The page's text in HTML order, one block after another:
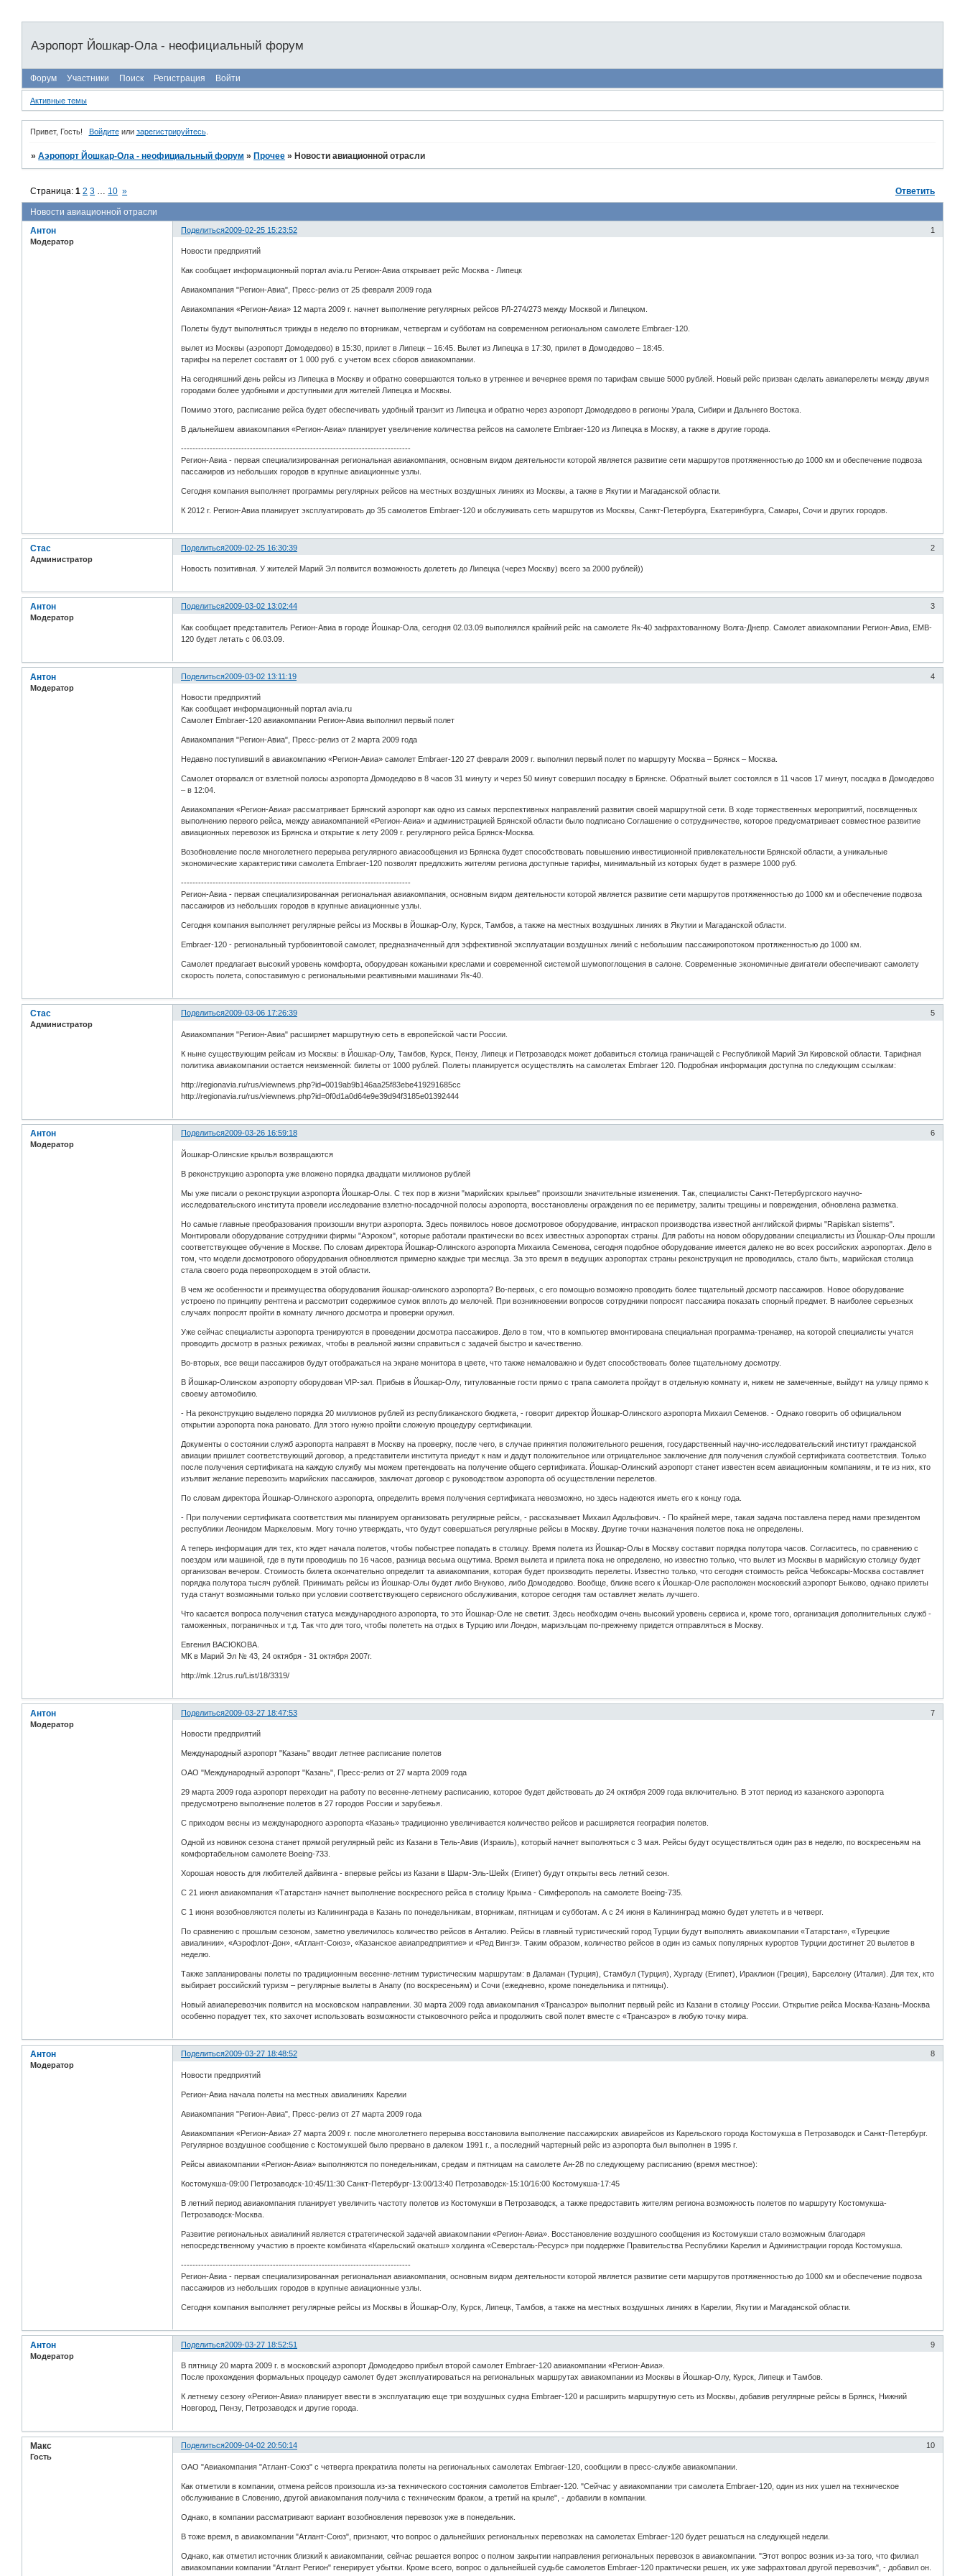
Аэропорт Йошкар-Ола - неофициальный форум
Форум Участники Поиск Регистрация Войти
Активные темы
Привет, Гость! Войдитеили зарегистрируйтесь.
»Аэропорт Йошкар-Ола - неофициальный форум » Прочее » Новости авиационной отрасли
Новости авиационной отрасли
Страница:1 2 3 10 » Ответить
Поделиться 1
2009-02-25 15:23:52
Антон
Модератор
Новости предприятий
Как сообщает информационный портал avia.ru Регион-Авиа открывает рейс Москва - Липецк
Авиакомпания "Регион-Авиа", Пресс-релиз от 25 февраля 2009 года
Авиакомпания «Регион-Авиа» 12 марта 2009 г. начнет выполнение регулярных рейсов РЛ-274/273 между Москвой и Липецком.
Полеты будут выполняться трижды в неделю по вторникам, четвергам и субботам на современном региональном самолете Embraer-120.
вылет из Москвы (аэропорт Домодедово) в 15:30, прилет в Липецк – 16:45. Вылет из Липецка в 17:30, прилет в Домодедово – 18:45.
тарифы на перелет составят от 1 000 руб. с учетом всех сборов авиакомпании.
На сегодняшний день рейсы из Липецка в Москву и обратно совершаются только в утреннее и вечернее время по тарифам свыше 5000 рублей. Новый рейс призван сделать авиаперелеты между двумя
городами более удобными и доступными для жителей Липецка и Москвы.
Помимо этого, расписание рейса будет обеспечивать удобный транзит из Липецка и обратно через аэропорт Домодедово в регионы Урала, Сибири и Дальнего Востока.
В дальнейшем авиакомпания «Регион-Авиа» планирует увеличение количества рейсов на самолете Embraer-120 из Липецка в Москву, а также в другие города.
--------------------------------------------------------------------------------
Регион-Авиа - первая специализированная региональная авиакомпания, основным видом деятельности которой является развитие сети маршрутов протяженностью до 1000 км и обеспечение подвоза
пассажиров из небольших городов в крупные авиационные узлы.
Сегодня компания выполняет программы регулярных рейсов на местных воздушных линиях из Москвы, а также в Якутии и Магаданской области.
К 2012 г. Регион-Авиа планирует эксплуатировать до 35 самолетов Embraer-120 и обслуживать сеть маршрутов из Москвы, Санкт-Петербурга, Екатеринбурга, Самары, Сочи и других городов.
Поделиться 2
2009-02-25 16:30:39
Стас
Администратор
Новость позитивная. У жителей Марий Эл появится возможность долететь до Липецка (через Москву) всего за 2000 рублей))
Поделиться 3
2009-03-02 13:02:44
Антон
Модератор
Как сообщает представитель Регион-Авиа в городе Йошкар-Ола, сегодня 02.03.09 выполнялся крайний рейс на самолете Як-40 зафрахтованному Волга-Днепр. Самолет авиакомпании Регион-Авиа, EMB-
120 будет летать с 06.03.09.
Поделиться 4
2009-03-02 13:11:19
Антон
Модератор
Новости предприятий
Как сообщает информационный портал avia.ru
Самолет Embraer-120 авиакомпании Регион-Авиа выполнил первый полет
Авиакомпания "Регион-Авиа", Пресс-релиз от 2 марта 2009 года
Недавно поступивший в авиакомпанию «Регион-Авиа» самолет Embraer-120 27 февраля 2009 г. выполнил первый полет по маршруту Москва – Брянск – Москва.
Самолет оторвался от взлетной полосы аэропорта Домодедово в 8 часов 31 минуту и через 50 минут совершил посадку в Брянске. Обратный вылет состоялся в 11 часов 17 минут, посадка в Домодедово
– в 12:04.
Авиакомпания «Регион-Авиа» рассматривает Брянский аэропорт как одно из самых перспективных направлений развития своей маршрутной сети. В ходе торжественных мероприятий, посвященных
выполнению первого рейса, между авиакомпанией «Регион-Авиа» и администрацией Брянской области было подписано Соглашение о сотрудничестве, которое предусматривает совместное развитие
авиационных перевозок из Брянска и открытие к лету 2009 г. регулярного рейса Брянск-Москва.
Возобновление после многолетнего перерыва регулярного авиасообщения из Брянска будет способствовать повышению инвестиционной привлекательности Брянской области, а уникальные
экономические характеристики самолета Embraer-120 позволят предложить жителям региона доступные тарифы, минимальный из которых будет в размере 1000 руб.
--------------------------------------------------------------------------------
Регион-Авиа - первая специализированная региональная авиакомпания, основным видом деятельности которой является развитие сети маршрутов протяженностью до 1000 км и обеспечение подвоза
пассажиров из небольших городов в крупные авиационные узлы.
Сегодня компания выполняет регулярные рейсы из Москвы в Йошкар-Олу, Курск, Тамбов, а также на местных воздушных линиях в Якутии и Магаданской области.
Embraer-120 - региональный турбовинтовой самолет, предназначенный для эффективной эксплуатации воздушных линий с небольшим пассажиропотоком протяженностью до 1000 км.
Самолет предлагает высокий уровень комфорта, оборудован кожаными креслами и современной системой шумопоглощения в салоне. Современные экономичные двигатели обеспечивают самолету
скорость полета, сопоставимую с региональными реактивными машинами Як-40.
Поделиться 5
2009-03-06 17:26:39
Стас
Администратор
Авиакомпания "Регион-Авиа" расширяет маршрутную сеть в европейской части России.
К ныне существующим рейсам из Москвы: в Йошкар-Олу, Тамбов, Курск, Пензу, Липецк и Петрозаводск может добавиться столица граничащей с Республикой Марий Эл Кировской области. Тарифная
политика авиакомпании остается неизменной: билеты от 1000 рублей. Полеты планируется осуществлять на самолетах Embraer 120. Подробная информация доступна по следующим ссылкам:
http://regionavia.ru/rus/viewnews.php?id=0019ab9b146aa25f83ebe419291685cc
http://regionavia.ru/rus/viewnews.php?id=0f0d1a0d64e9e39d94f3185e01392444
Поделиться 6
2009-03-26 16:59:18
Антон
Модератор
Йошкар-Олинские крылья возвращаются
В реконструкцию аэропорта уже вложено порядка двадцати миллионов рублей
Мы уже писали о реконструкции аэропорта Йошкар-Олы. С тех пор в жизни "марийских крыльев" произошли значительные изменения. Так, специалисты Санкт-Петербургского научно-
исследовательского института провели исследование взлетно-посадочной полосы аэропорта, восстановлены ограждения по ее периметру, залиты трещины и повреждения, обновлена разметка.
Но самые главные преобразования произошли внутри аэропорта. Здесь появилось новое досмотровое оборудование, интраскоп производства известной английской фирмы "Rapiskan sistems".
Монтировали оборудование сотрудники фирмы "Аэроком", которые работали практически во всех известных аэропортах страны. Для работы на новом оборудовании специалисты из Йошкар-Олы прошли
соответствующее обучение в Москве. По словам директора Йошкар-Олинского аэропорта Михаила Семенова, сегодня подобное оборудование имеется далеко не во всех российских аэропортах. Дело в
том, что модели досмотрового оборудования обновляются примерно каждые три месяца. За это время в ведущих аэропортах страны реконструкция не проводилась, стало быть, марийская столица
стала своего рода первопроходцем в этой области.
В чем же особенности и преимущества оборудования йошкар-олинского аэропорта? Во-первых, с его помощью возможно проводить более тщательный досмотр пассажиров. Новое оборудование
устроено по принципу рентгена и рассмотрит содержимое сумок вплоть до мелочей. При возникновении вопросов сотрудники попросят пассажира показать спорный предмет. В наиболее серьезных
случаях попросят пройти в комнату личного досмотра и проверки оружия.
Уже сейчас специалисты аэропорта тренируются в проведении досмотра пассажиров. Дело в том, что в компьютер вмонтирована специальная программа-тренажер, на которой специалисты учатся
проводить досмотр в разных режимах, чтобы в реальной жизни справиться с задачей быстро и качественно.
Во-вторых, все вещи пассажиров будут отображаться на экране монитора в цвете, что также немаловажно и будет способствовать более тщательному досмотру.
В Йошкар-Олинском аэропорту оборудован VIP-зал. Прибыв в Йошкар-Олу, титулованные гости прямо с трапа самолета пройдут в отдельную комнату и, никем не замеченные, выйдут на улицу прямо к
своему автомобилю.
- На реконструкцию выделено порядка 20 миллионов рублей из республиканского бюджета, - говорит директор Йошкар-Олинского аэропорта Михаил Семенов. - Однако говорить об официальном
открытии аэропорта пока рановато. Для этого нужно пройти сложную процедуру сертификации.
Документы о состоянии служб аэропорта направят в Москву на проверку, после чего, в случае принятия положительного решения, государственный научно-исследовательский институт гражданской
авиации пришлет соответствующий договор, а представители института приедут к нам и дадут положительное или отрицательное заключение для получения службой сертификата соответствия. Только
после получения сертификата на каждую службу мы можем претендовать на получение общего сертификата. Йошкар-Олинский аэропорт станет известен всем авиационным компаниям, и те из них, кто
изъявит желание перевозить марийских пассажиров, заключат договор с руководством аэропорта об осуществлении перелетов.
По словам директора Йошкар-Олинского аэропорта, определить время получения сертификата невозможно, но здесь надеются иметь его к концу года.
- При получении сертификата соответствия мы планируем организовать регулярные рейсы, - рассказывает Михаил Адольфович. - По крайней мере, такая задача поставлена перед нами президентом
республики Леонидом Маркеловым. Могу точно утверждать, что будут совершаться регулярные рейсы в Москву. Другие точки назначения полетов пока не определены.
А теперь информация для тех, кто ждет начала полетов, чтобы побыстрее попадать в столицу. Время полета из Йошкар-Олы в Москву составит порядка полутора часов. Согласитесь, по сравнению с
поездом или машиной, где в пути проводишь по 16 часов, разница весьма ощутима. Время вылета и прилета пока не определено, но известно только, что вылет из Москвы в марийскую столицу будет
организован вечером. Стоимость билета окончательно определит та авиакомпания, которая будет производить перелеты. Известно только, что сегодня стоимость рейса Чебоксары-Москва составляет
порядка полутора тысяч рублей. Принимать рейсы из Йошкар-Олы будет либо Внуково, либо Домодедово. Вообще, ближе всего к Йошкар-Оле расположен московский аэропорт Быково, однако прилеты
туда станут возможными только при условии соответствующего сервисного обслуживания, которое сегодня там оставляет желать лучшего.
Что касается вопроса получения статуса международного аэропорта, то это Йошкар-Оле не светит. Здесь необходим очень высокий уровень сервиса и, кроме того, организация дополнительных служб -
таможенных, пограничных и т.д. Так что для того, чтобы полететь на отдых в Турцию или Лондон, мариэльцам по-прежнему придется отправляться в Москву.
Евгения ВАСЮКОВА.
МК в Марий Эл № 43, 24 октября - 31 октября 2007г.
http://mk.12rus.ru/List/18/3319/
Поделиться 7
2009-03-27 18:47:53
Антон
Модератор
Новости предприятий
Международный аэропорт "Казань" вводит летнее расписание полетов
ОАО "Международный аэропорт "Казань", Пресс-релиз от 27 марта 2009 года
29 марта 2009 года аэропорт переходит на работу по весенне-летнему расписанию, которое будет действовать до 24 октября 2009 года включительно. В этот период из казанского аэропорта
предусмотрено выполнение полетов в 27 городов России и зарубежья.
С приходом весны из международного аэропорта «Казань» традиционно увеличивается количество рейсов и расширяется география полетов.
Одной из новинок сезона станет прямой регулярный рейс из Казани в Тель-Авив (Израиль), который начнет выполняться с 3 мая. Рейсы будут осуществляться один раз в неделю, по воскресеньям на
комфортабельном самолете Вoeing-733.
Хорошая новость для любителей дайвинга - впервые рейсы из Казани в Шарм-Эль-Шейх (Египет) будут открыты весь летний сезон.
С 21 июня авиакомпания «Татарстан» начнет выполнение воскресного рейса в столицу Крыма - Симферополь на самолете Вoeing-735.
С 1 июня возобновляются полеты из Калининграда в Казань по понедельникам, вторникам, пятницам и субботам. А с 24 июня в Калининград можно будет улететь и в четверг.
По сравнению с прошлым сезоном, заметно увеличилось количество рейсов в Анталию. Рейсы в главный туристический город Турции будут выполнять авиакомпании «Татарстан», «Турецкие
авиалинии», «Аэрофлот-Дон», «Атлант-Союз», «Казанское авиапредприятие» и «Ред Вингз». Таким образом, количество рейсов в один из самых популярных курортов Турции достигнет 20 вылетов в
неделю.
Также запланированы полеты по традиционным весенне-летним туристическим маршрутам: в Даламан (Турция), Стамбул (Турция), Хургаду (Египет), Ираклион (Греция), Барселону (Италия). Для тех, кто
выбирает российский туризм – регулярные вылеты в Анапу (по воскресеньям) и Сочи (ежедневно, кроме понедельника и пятницы).
Новый авиаперевозчик появится на московском направлении. 30 марта 2009 года авиакомпания «Трансаэро» выполнит первый рейс из Казани в столицу России. Открытие рейса Москва-Казань-Москва
особенно порадует тех, кто захочет использовать возможности стыковочного рейса и продолжить свой полет вместе с «Трансаэро» в любую точку мира.
Поделиться 8
2009-03-27 18:48:52
Антон
Модератор
Новости предприятий
Регион-Авиа начала полеты на местных авиалиниях Карелии
Авиакомпания "Регион-Авиа", Пресс-релиз от 27 марта 2009 года
Авиакомпания «Регион-Авиа» 27 марта 2009 г. после многолетнего перерыва восстановила выполнение пассажирских авиарейсов из Карельского города Костомукша в Петрозаводск и Санкт-Петербург.
Регулярное воздушное сообщение с Костомукшей было прервано в далеком 1991 г., а последний чартерный рейс из аэропорта был выполнен в 1995 г.
Рейсы авиакомпании «Регион-Авиа» выполняются по понедельникам, средам и пятницам на самолете Ан-28 по следующему расписанию (время местное):
Костомукша-09:00 Петрозаводск-10:45/11:30 Санкт-Петербург-13:00/13:40 Петрозаводск-15:10/16:00 Костомукша-17:45
В летний период авиакомпания планирует увеличить частоту полетов из Костомукши в Петрозаводск, а также предоставить жителям региона возможность полетов по маршруту Костомукша-
Петрозаводск-Москва.
Развитие региональных авиалиний является стратегической задачей авиакомпании «Регион-Авиа». Восстановление воздушного сообщения из Костомукши стало возможным благодаря
непосредственному участию в проекте комбината «Карельский окатыш» холдинга «Северсталь-Ресурс» при поддержке Правительства Республики Карелия и Администрации города Костомукша.
--------------------------------------------------------------------------------
Регион-Авиа - первая специализированная региональная авиакомпания, основным видом деятельности которой является развитие сети маршрутов протяженностью до 1000 км и обеспечение подвоза
пассажиров из небольших городов в крупные авиационные узлы.
Сегодня компания выполняет регулярные рейсы из Москвы в Йошкар-Олу, Курск, Липецк, Тамбов, а также на местных воздушных линиях в Карелии, Якутии и Магаданской области.
Поделиться 9
2009-03-27 18:52:51
Антон
Модератор
В пятницу 20 марта 2009 г. в московский аэропорт Домодедово прибыл второй самолет Embraer-120 авиакомпании «Регион-Авиа».
После прохождения формальных процедур самолет будет эксплуатироваться на региональных маршрутах авиакомпании из Москвы в Йошкар-Олу, Курск, Липецк и Тамбов.
К летнему сезону «Регион-Авиа» планирует ввести в эксплуатацию еще три воздушных судна Embraer-120 и расширить маршрутную сеть из Москвы, добавив регулярные рейсы в Брянск, Нижний
Новгород, Пензу, Петрозаводск и другие города.
Поделиться 10
2009-04-02 20:50:14
Макс
Гость
ОАО "Авиакомпания "Атлант-Союз" с четверга прекратила полеты на региональных самолетах Embraer-120, сообщили в пресс-службе авиакомпании.
Как отметили в компании, отмена рейсов произошла из-за технического состояния самолетов Embraer-120. "Сейчас у авиакомпании три самолета Embraer-120, один из них ушел на техническое
обслуживание в Словению, другой авиакомпания получила с техническим браком, а третий на крыле", - добавили в компании.
Однако, в компании рассматривают вариант возобновления перевозок уже в понедельник.
В тоже время, в авиакомпании "Атлант-Союз", признают, что вопрос о дальнейших региональных перевозках на самолетах Embraer-120 будет решаться на следующей недели.
Однако, как отметил источник близкий к авиакомпании, сейчас решается вопрос о полном закрытии направления региональных перевозок в авиакомпании. "Этот вопрос возник из-за того, что филиал
авиакомпании компании "Атлант Регион" генерирует убытки. Кроме всего, вопрос о дальнейшей судьбе самолетов Embraer-120 практически решен, их уже зафрахтовал другой перевозчик", - добавил он.